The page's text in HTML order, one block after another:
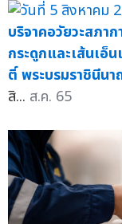
บริจาคอวัยวะสภา
กระดูกและเส้นเอ็
ติ์ พระบรมราชินีน
สิ... ส.ค. 65